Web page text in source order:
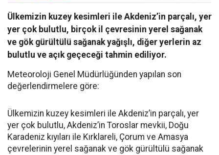
Ülkemizin kuzey kesimleri ile Akdeniz’in parçalı, yer
yer çok bulutlu, birçok il çevresinin yerel sağanak
ve gök gürültülü sağanak yağışlı, diğer yerlerin az
bulutlu ve açık geçeceği tahmin ediliyor.
Meteoroloji Genel Müdürlüğünden yapılan son
değerlendirmelere göre:
Ülkemizin kuzey kesimleri ile Akdeniz’in parçalı, yer
yer çok bulutlu, Akdeniz’in Toroslar mevkii, Doğu
Karadeniz kıyıları ile Kırklareli, Çorum ve Amasya
çevrelerinin yerel sağanak ve gök gürültülü sağanak